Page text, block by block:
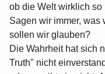
ob die Welt wirklich
Sagen wir immer, was
sollen wir glauben?
Die Wahrheit hat sich
Truth" nicht